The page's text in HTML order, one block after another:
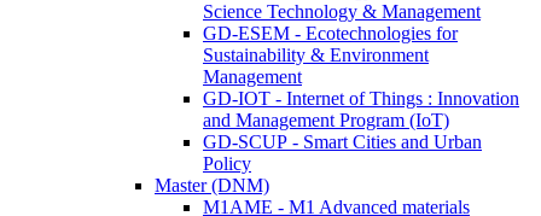
Science Technology & Management
GD-ESEM - Ecotechnologies for
Sustainability & Environment
Management
GD-IOT - Internet of Things : Innovation
and Management Program (IoT)
GD-SCUP - Smart Cities and Urban
Policy
Master (DNM)
M1AME - M1 Advanced materials